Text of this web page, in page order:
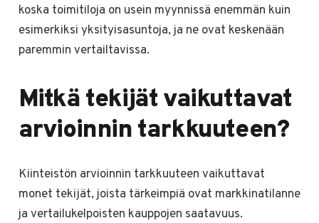
koska toimitiloja on usein myynnissä enemmän kuin
esimerkiksi yksityisasuntoja, ja ne ovat keskenään
paremmin vertailtavissa.
Mitkä tekijät vaikuttavat
arvioinnin tarkkuuteen?
Kiinteistön arvioinnin tarkkuuteen vaikuttavat
monet tekijät, joista tärkeimpiä ovat markkinatilanne
ja vertailukelpoisten kauppojen saatavuus.